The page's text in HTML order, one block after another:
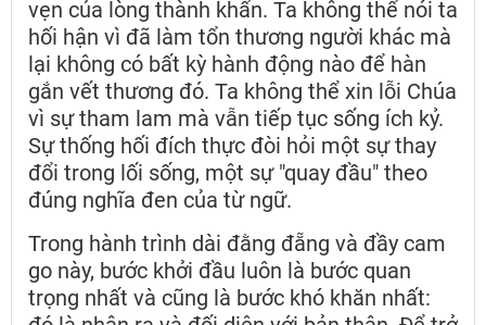
vẹn của lòng thành khẩn. Ta không thể nói ta
hối hận vì đã làm tổn thương người khác mà
lại không có bất kỳ hành động nào để hàn
gắn vết thương đó. Ta không thể xin lỗi Chúa
vì sự tham lam mà vẫn tiếp tục sống ích kỷ.
Sự thống hối đích thực đòi hỏi một sự thay
đổi trong lối sống, một sự "quay đầu" theo
đúng nghĩa đen của từ ngữ.
Trong hành trình dài đằng đẵng và đầy cam
go này, bước khởi đầu luôn là bước quan
trọng nhất và cũng là bước khó khăn nhất: